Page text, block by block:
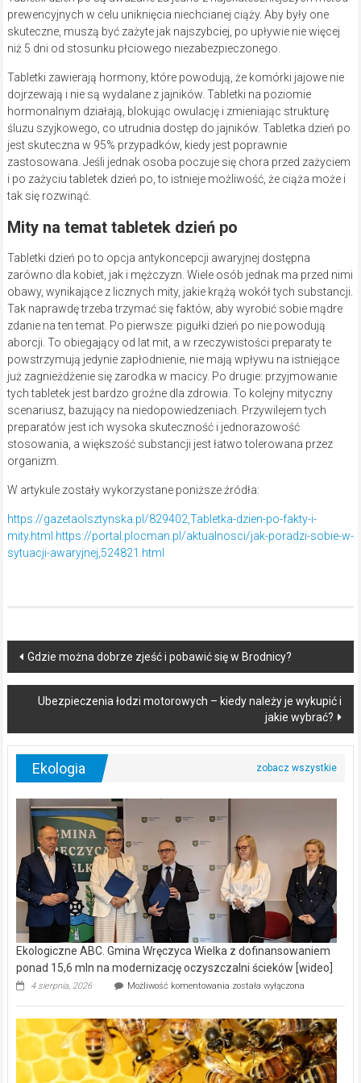
prewencyjnych w celu uniknięcia niechcianej ciąży. Aby były one
skuteczne, muszą być zażyte jak najszybciej, po upływie nie więcej
niż 5 dni od stosunku płciowego niezabezpieczonego.
Tabletki zawierają hormony, które powodują, że komórki jajowe nie
dojrzewają i nie są wydalane z jajników. Tabletki na poziomie
hormonalnym działają, blokując owulację i zmieniając strukturę
śluzu szyjkowego, co utrudnia dostęp do jajników. Tabletka dzień po
jest skuteczna w 95% przypadków, kiedy jest poprawnie
zastosowana. Jeśli jednak osoba poczuje się chora przed zażyciem
i po zażyciu tabletek dzień po, to istnieje możliwość, że ciąża może i
tak się rozwinąć.
Mity na temat tabletek dzień po
Tabletki dzień po to opcja antykoncepcji awaryjnej dostępna
zarówno dla kobiet, jak i mężczyzn. Wiele osób jednak ma przed nimi
obawy, wynikające z licznych mity, jakie krążą wokół tych substancji.
Tak naprawdę trzeba trzymać się faktów, aby wyrobić sobie mądre
zdanie na ten temat. Po pierwsze: pigułki dzień po nie powodują
aborcji. To obiegający od lat mit, a w rzeczywistości preparaty te
powstrzymują jedynie zapłodnienie, nie mają wpływu na istniejące
już zagnieżdżenie się zarodka w macicy. Po drugie: przyjmowanie
tych tabletek jest bardzo groźne dla zdrowia. To kolejny mityczny
scenariusz, bazujący na niedopowiedzeniach. Przywilejem tych
preparatów jest ich wysoka skuteczność i jednorazowość
stosowania, a większość substancji jest łatwo tolerowana przez
organizm.
W artykule zostały wykorzystane poniższe źródła:
https://gazetaolsztynska.pl/829402,Tabletka-dzien-po-fakty-i-
mity.html https://portal.plocman.pl/aktualnosci/jak-poradzi-sobie-w-
sytuacji-awaryjnej,524821.html
Post
navigation
Gdzie można dobrze zjeść i pobawić się w Brodnicy?
Ubezpieczenia łodzi motorowych – kiedy należy je wykupić i
jakie wybrać?
Ekologia
Ekologiczne ABC. Gmina Wręczyca Wielka z dofinansowaniem
ponad 15,6 mln na modernizację oczyszczalni ścieków [wideo]
4 sierpnia, 2026 Możliwość komentowania Ekologiczne
Wręczyca
Wielka
z
dofinansowaniem
ponad
została wyłączona